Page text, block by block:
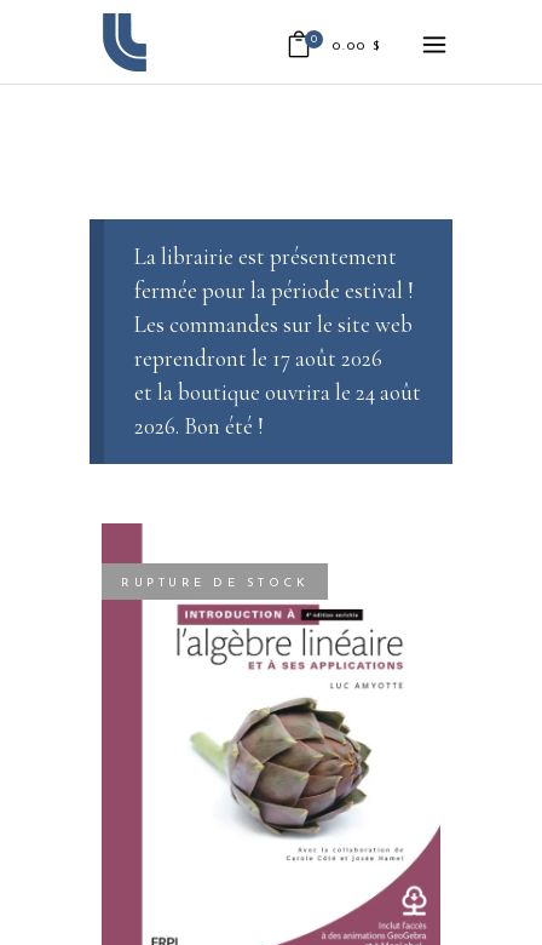
0 0.00 $
La librairie est présentement
fermée pour la période estival !
Les commandes sur le site web
reprendront le 17 août 2026
et la boutique ouvrira le 24 août
2026. Bon été !
RUPTURE DE STOCK